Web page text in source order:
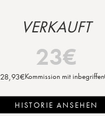
VERKAUFT
23€
28,93€Kommission mit inbegriffen
HISTORIE ANSEHEN